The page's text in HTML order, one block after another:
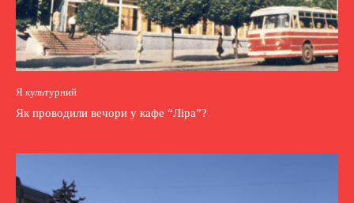
Я культурний
Як проводили вечори у кафе “Ліра”?